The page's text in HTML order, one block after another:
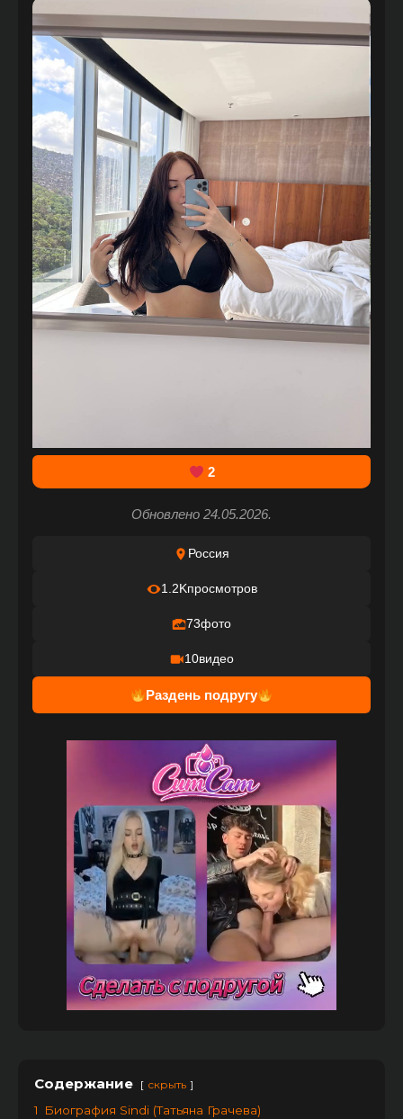
2
Обновлено 24.05.2026.
Россия
1.2Kпросмотров
73фото
10видео
Раздень подругу
Содержание скрыть
1
Биография Sindi (Татьяна Грачева)